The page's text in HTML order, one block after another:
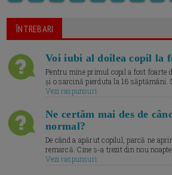
ÎNTREBARI
Voi iubi al doilea copil la
Pentru mine primul copil a fost foarte
și o sarcină pierduta la 16 săptămâni.
Vezi raspunsuri
Ne certăm mai des de
normal?
De când a apărut copilul, parcă ne
remarcă. Cine s-a trezit din nou
Vezi raspunsuri